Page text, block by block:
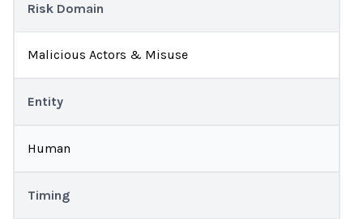
Risk Domain
Malicious Actors & Misuse
Entity
Human
Timing